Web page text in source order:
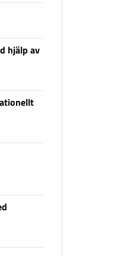
hjälp av